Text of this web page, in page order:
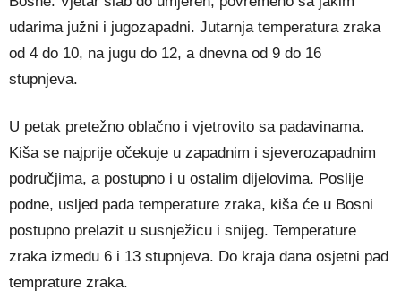
udarima južni i jugozapadni. Jutarnja temperatura zraka
od 4 do 10, na jugu do 12, a dnevna od 9 do 16
stupnjeva.
U petak pretežno oblačno i vjetrovito sa padavinama.
Kiša se najprije očekuje u zapadnim i sjeverozapadnim
područjima, a postupno i u ostalim dijelovima. Poslije
podne, usljed pada temperature zraka, kiša će u Bosni
postupno prelazit u susnježicu i snijeg. Temperature
zraka između 6 i 13 stupnjeva. Do kraja dana osjetni pad
temprature zraka.